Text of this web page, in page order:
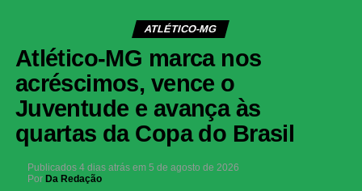
ATLÉTICO-MG
Atlético-MG marca nos
acréscimos, vence o
Juventude e avança às
quartas da Copa do Brasil
Publicados 4 dias atrás em 5 de agosto de 2026
Por Da Redação